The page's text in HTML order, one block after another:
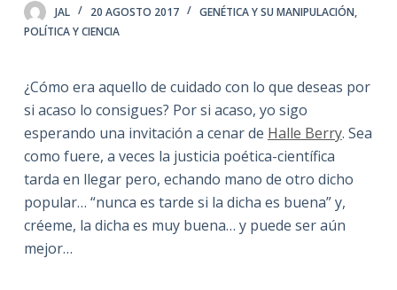
e
n
o
JAL 20 AGOSTO 2017 GENÉTICA Y SU MANIPULACIÓN,
POLÍTICA Y CIENCIA
¿Cómo era aquello de cuidado con lo que deseas por
si acaso lo consigues? Por si acaso, yo sigo
esperando una invitación a cenar de Halle Berry. Sea
como fuere, a veces la justicia poética-científica
tarda en llegar pero, echando mano de otro dicho
popular… “nunca es tarde si la dicha es buena” y,
créeme, la dicha es muy buena… y puede ser aún
mejor…